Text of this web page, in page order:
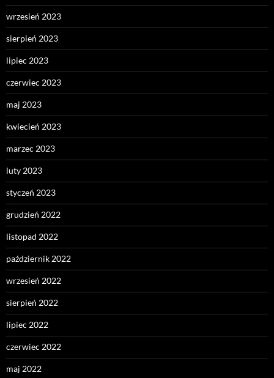
wrzesień 2023
sierpień 2023
lipiec 2023
czerwiec 2023
maj 2023
kwiecień 2023
marzec 2023
luty 2023
styczeń 2023
grudzień 2022
listopad 2022
październik 2022
wrzesień 2022
sierpień 2022
lipiec 2022
czerwiec 2022
maj 2022